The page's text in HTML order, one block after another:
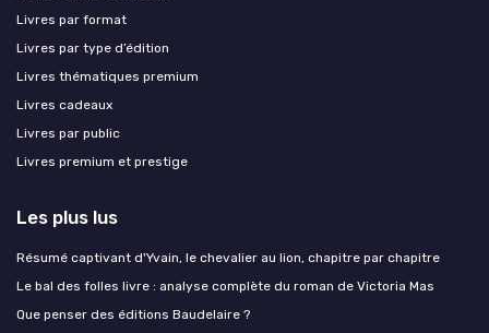
Livres par format
Livres par type d’édition
Livres thématiques premium
Livres cadeaux
Livres par public
Livres premium et prestige
Les plus lus
Résumé captivant d'Yvain, le chevalier au lion, chapitre par chapitre
Le bal des folles livre : analyse complète du roman de Victoria Mas
Que penser des éditions Baudelaire ?